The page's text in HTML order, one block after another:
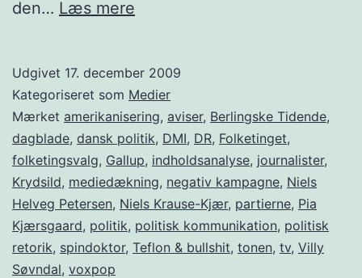
den… Læs mere
dansk
politik
Udgivet 17. december 2009
Kategoriseret som Medier
Mærket amerikanisering, aviser, Berlingske Tidende,
dagblade, dansk politik, DMI, DR, Folketinget,
folketingsvalg, Gallup, indholdsanalyse, journalister,
Krydsild, mediedækning, negativ kampagne, Niels
Helveg Petersen, Niels Krause-Kjær, partierne, Pia
Kjærsgaard, politik, politisk kommunikation, politisk
retorik, spindoktor, Teflon & bullshit, tonen, tv, Villy
Søvndal, voxpop